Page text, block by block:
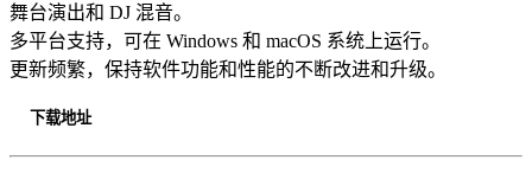
舞台演出和 DJ 混音。
多平台支持，可在 Windows 和 macOS 系统上运行。
更新频繁，保持软件功能和性能的不断改进和升级。
下载地址